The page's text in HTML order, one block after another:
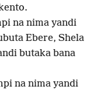
na nima yandi
Ebere, Shela
butaka bana
na nima yandi